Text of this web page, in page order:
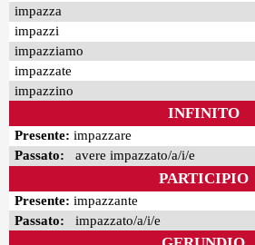
impazza
impazzi
impazziamo
impazzate
impazzino
INFINITO
Presente: impazzare
Passato: avere impazzato/a/i/e
PARTICIPIO
Presente: impazzante
Passato: impazzato/a/i/e